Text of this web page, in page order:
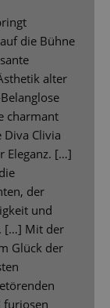
die Bühne
alter
charmant
Clivia
Eleganz. […]
der
und
[…] Mit der
Glück der
furiosen